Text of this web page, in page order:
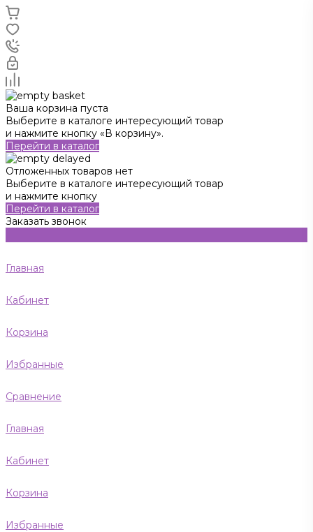
Ваша корзина пуста
Выберите в каталоге интересующий товар
и нажмите кнопку «В корзину».
Перейти в каталог
Отложенных товаров нет
Выберите в каталоге интересующий товар
и нажмите кнопку
Перейти в каталог
Заказать звонок
Главная
Кабинет
Корзина
Избранные
Сравнение
Главная
Кабинет
Корзина
Избранные